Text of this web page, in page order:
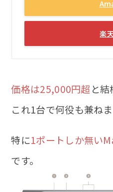
楽
価格は25,000円超 と結
これ1台で何役も兼ねま
特に1ポートしか無い
です。